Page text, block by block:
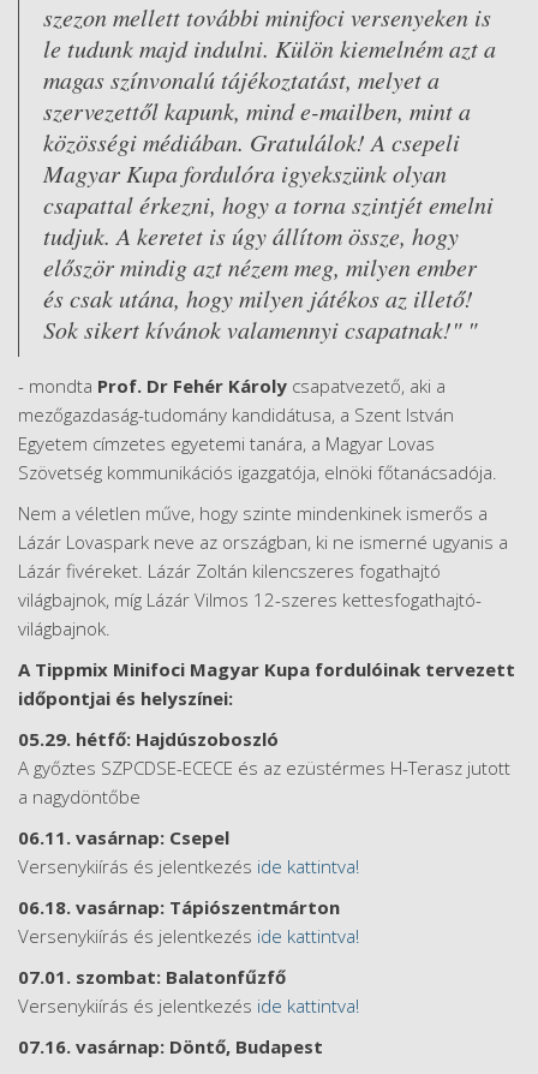
szezon mellett további minifoci versenyeken is
le tudunk majd indulni. Külön kiemelném azt a
magas színvonalú tájékoztatást, melyet a
szervezettől kapunk, mind e-mailben, mint a
közösségi médiában. Gratulálok! A csepeli
Magyar Kupa fordulóra igyekszünk olyan
csapattal érkezni, hogy a torna szintjét emelni
tudjuk. A keretet is úgy állítom össze, hogy
először mindig azt nézem meg, milyen ember
és csak utána, hogy milyen játékos az illető!
Sok sikert kívánok valamennyi csapatnak!" "
- mondta Prof. Dr Fehér Károly csapatvezető, aki a
mezőgazdaság-tudomány kandidátusa, a Szent István
Egyetem címzetes egyetemi tanára, a Magyar Lovas
Szövetség kommunikációs igazgatója, elnöki főtanácsadója.
Nem a véletlen műve, hogy szinte mindenkinek ismerős a
Lázár Lovaspark neve az országban, ki ne ismerné ugyanis a
Lázár fivéreket. Lázár Zoltán kilencszeres fogathajtó
világbajnok, míg Lázár Vilmos 12-szeres kettesfogathajtó-
világbajnok.
A Tippmix Minifoci Magyar Kupa fordulóinak tervezett
időpontjai és helyszínei:
05.29. hétfő: Hajdúszoboszló
A győztes SZPCDSE-ECECE és az ezüstérmes H-Terasz jutott
a nagydöntőbe
06.11. vasárnap: Csepel
Versenykiírás és jelentkezés ide kattintva!
06.18. vasárnap: Tápiószentmárton
Versenykiírás és jelentkezés ide kattintva!
07.01. szombat: Balatonfűzfő
Versenykiírás és jelentkezés ide kattintva!
07.16. vasárnap: Döntő, Budapest